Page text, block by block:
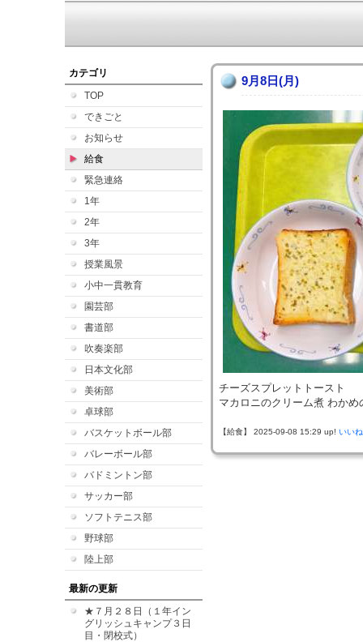
カテゴリ
TOP
できごと
お知らせ
給食
緊急連絡
1年
2年
3年
授業風景
小中一貫教育
園芸部
書道部
吹奏楽部
日本文化部
美術部
卓球部
バスケットボール部
バレーボール部
バドミントン部
サッカー部
ソフトテニス部
野球部
陸上部
最新の更新
★７月２８日（１年イン
グリッシュキャンプ３日
目・閉校式）
9月8日(月)
チーズスプレットトースト
マカロニのクリーム煮 わかめ
【給食】 2025-09-08 15:29 up! いい